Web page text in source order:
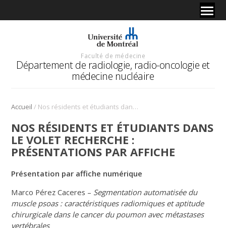
Faculté de médecine
Département de radiologie, radio-oncologie et
médecine nucléaire
Accueil / Nos résidents et étudiants dans le volet recherche : présentations par affiche
NOS RÉSIDENTS ET ÉTUDIANTS DANS
LE VOLET RECHERCHE :
PRÉSENTATIONS PAR AFFICHE
Présentation par affiche numérique
Marco Pérez Caceres – Segmentation automatisée du
muscle psoas : caractéristiques radiomiques et aptitude
chirurgicale dans le cancer du poumon avec métastases
vertébrales